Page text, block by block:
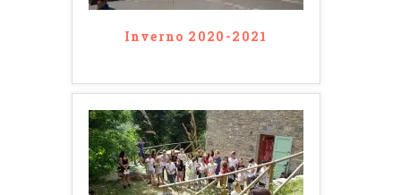
Inverno 2020-2021